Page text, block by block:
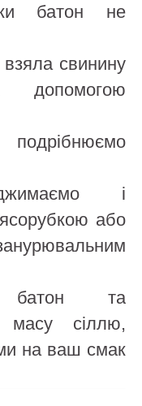
батон не
взяла свинину
і
або
батон та
масу сіллю,
на ваш смак